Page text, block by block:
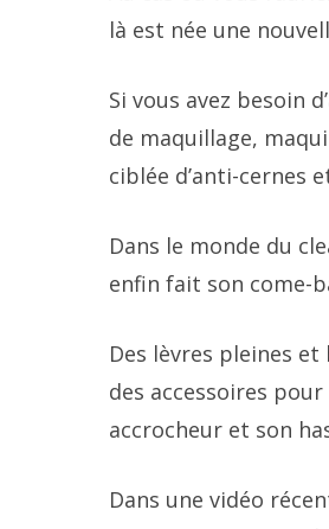
là est née une
Si vous avez besoin
de maquillage,
ciblée d’anti-cernes
Dans le monde du
enfin fait son come-
Des lèvres pleines
des accessoires
accrocheur et son
Dans une vidéo